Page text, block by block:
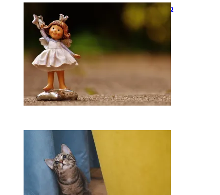
Keramika kasdienybėje: kaip
požiūrį į namų estetiką
Ką daryti, kad katė
nedraskytų tapetų?
2026-02-07